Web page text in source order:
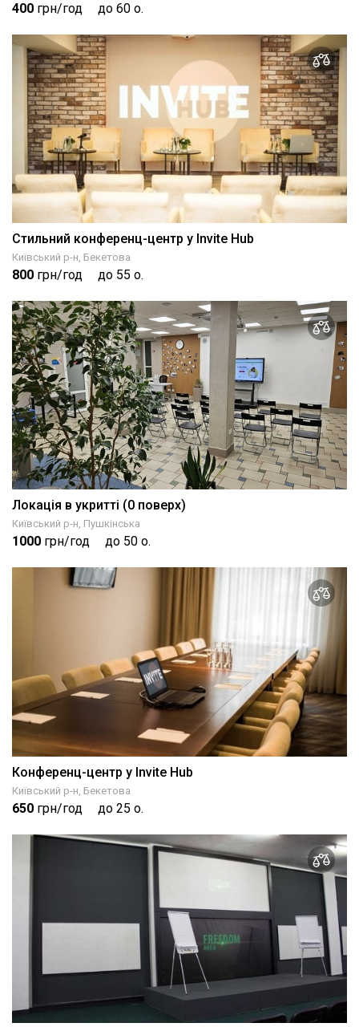
400 грн/год до 60 о.
Стильний конференц-центр у Invite Hub
Київський р-н, Бекетова
800 грн/год до 55 о.
Локація в укритті (0 поверх)
Київський р-н, Пушкінська
1000 грн/год до 50 о.
Конференц-центр у Invite Hub
Київський р-н, Бекетова
650 грн/год до 25 о.